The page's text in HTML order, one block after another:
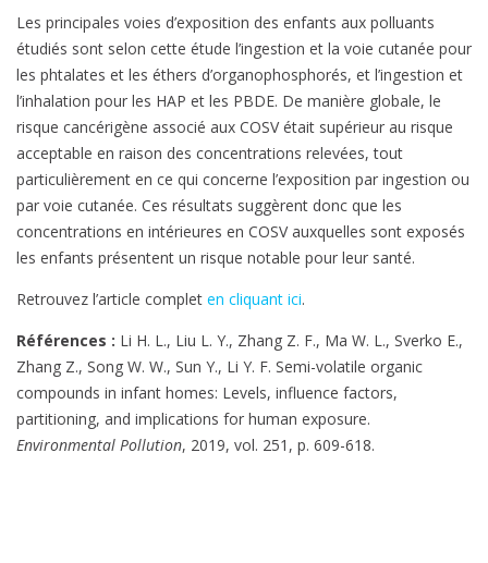
Les principales voies d’exposition des enfants aux polluants
étudiés sont selon cette étude l’ingestion et la voie cutanée pour
les phtalates et les éthers d’organophosphorés, et l’ingestion et
l’inhalation pour les HAP et les PBDE. De manière globale, le
risque cancérigène associé aux COSV était supérieur au risque
acceptable en raison des concentrations relevées, tout
particulièrement en ce qui concerne l’exposition par ingestion ou
par voie cutanée. Ces résultats suggèrent donc que les
concentrations en intérieures en COSV auxquelles sont exposés
les enfants présentent un risque notable pour leur santé.
Retrouvez l’article complet en cliquant ici.
Références : Li H. L., Liu L. Y., Zhang Z. F., Ma W. L., Sverko E.,
Zhang Z., Song W. W., Sun Y., Li Y. F. Semi-volatile organic
compounds in infant homes: Levels, influence factors,
partitioning, and implications for human exposure.
Environmental Pollution, 2019, vol. 251, p. 609-618.